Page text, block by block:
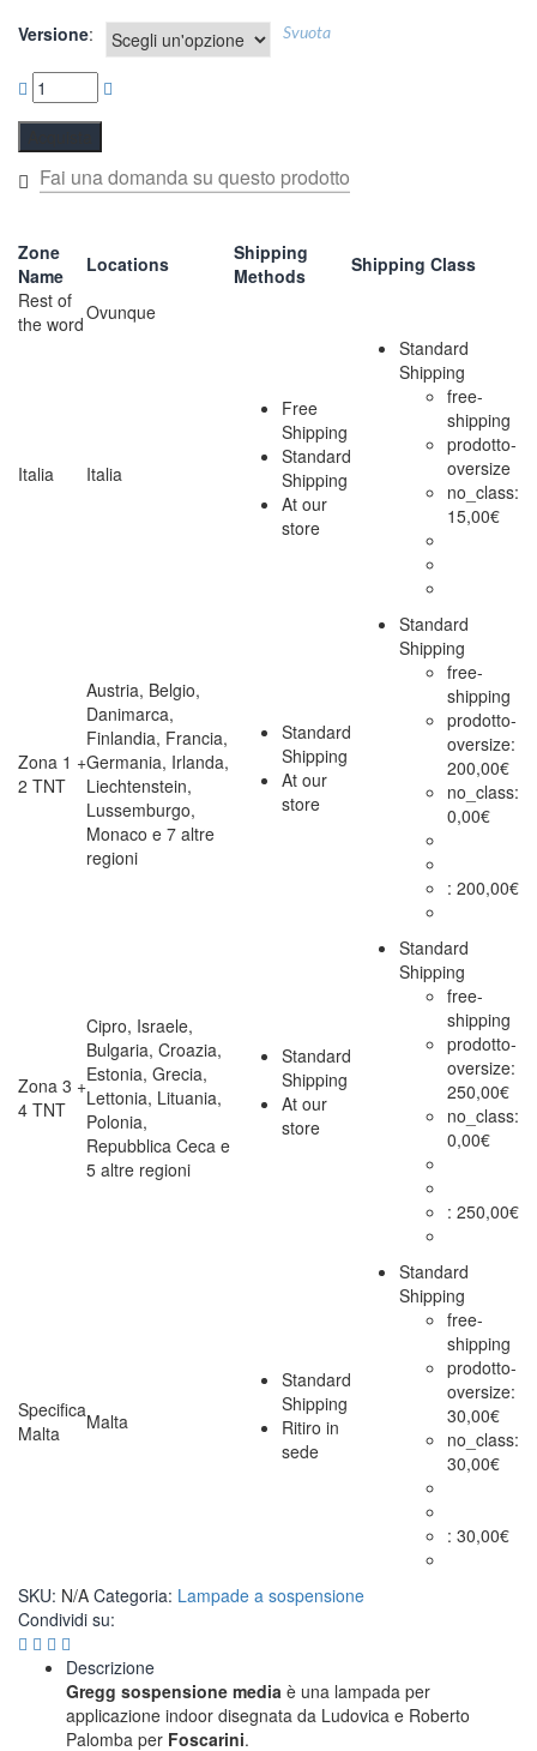
Versione
Svuota
Zone
Name
Locations
Shipping
Methods
Shipping Class
Rest of
the wordOvunque
Italia Italia
Free
Shipping
Standard
Shipping
At our
store
Standard
Shipping
free-
shipping
prodotto-
oversize
no_class:
15,00€
Zona 1 +
2 TNT
Austria, Belgio,
Danimarca,
Finlandia, Francia,
Germania, Irlanda,
Liechtenstein,
Lussemburgo,
Monaco e 7 altre
regioni
Standard
Shipping
At our
store
Standard
Shipping
free-
shipping
prodotto-
oversize:
200,00€
no_class:
0,00€
: 200,00€
Zona 3 +
4 TNT
Cipro, Israele,
Bulgaria, Croazia,
Estonia, Grecia,
Lettonia, Lituania,
Polonia,
Repubblica Ceca e
5 altre regioni
Standard
Shipping
At our
store
Standard
Shipping
free-
shipping
prodotto-
oversize:
250,00€
no_class:
0,00€
: 250,00€
Specifica
Malta
Malta
Standard
Shipping
Ritiro in
sede
Standard
Shipping
free-
shipping
prodotto-
oversize:
30,00€
no_class:
30,00€
: 30,00€
SKU: N/A Categoria: Lampade a sospensione
Condividi su:
Descrizione
Gregg sospensione media è una lampada per
applicazione indoor disegnata da Ludovica e Roberto
Palomba per Foscarini.